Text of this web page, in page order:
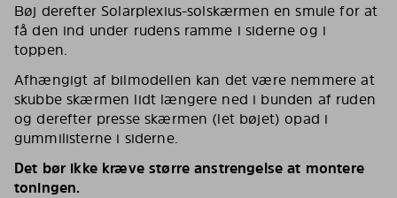
Bøj derefter Solarplexius-solskærmen en smule for at
få den ind under rudens ramme i siderne og i
toppen.
Afhængigt af bilmodellen kan det være nemmere at
skubbe skærmen lidt længere ned i bunden af ruden
og derefter presse skærmen (let bøjet) opad i
gummilisterne i siderne.
Det bør ikke kræve større anstrengelse at montere
toningen.